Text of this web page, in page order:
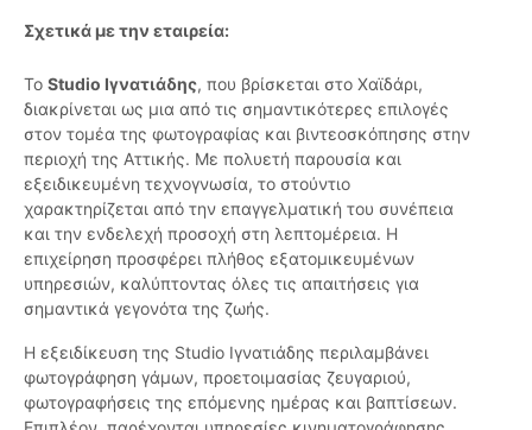
Σχετικά με την εταιρεία:
Το Studio Ιγνατιάδης, που βρίσκεται στο Χαϊδάρι,
διακρίνεται ως μια από τις σημαντικότερες επιλογές
στον τομέα της φωτογραφίας και βιντεοσκόπησης στην
περιοχή της Αττικής. Με πολυετή παρουσία και
εξειδικευμένη τεχνογνωσία, το στούντιο
χαρακτηρίζεται από την επαγγελματική του συνέπεια
και την ενδελεχή προσοχή στη λεπτομέρεια. Η
επιχείρηση προσφέρει πλήθος εξατομικευμένων
υπηρεσιών, καλύπτοντας όλες τις απαιτήσεις για
σημαντικά γεγονότα της ζωής.
Η εξειδίκευση της Studio Ιγνατιάδης περιλαμβάνει
φωτογράφηση γάμων, προετοιμασίας ζευγαριού,
φωτογραφήσεις της επόμενης ημέρας και βαπτίσεων.